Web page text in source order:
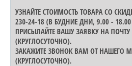
УЗНАЙТЕ СТОИМОСТЬ ТОВАРА СО
230-24-18 (В БУДНИЕ ДНИ, 9.00 -
ПРИСЫЛАЙТЕ ВАШУ ЗАЯВКУ НА ПОЧТУ
(КРУГЛОСУТОЧНО).
ЗАКАЖИТЕ ЗВОНОК ВАМ ОТ НАШЕГО
(КРУГЛОСУТОЧНО).